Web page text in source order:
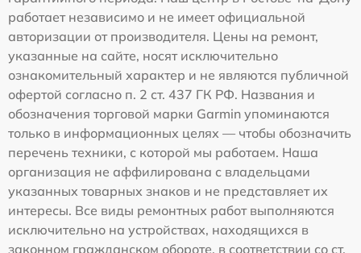
работает независимо и не имеет официальной
авторизации от производителя. Цены на ремонт,
указанные на сайте, носят исключительно
ознакомительный характер и не являются публичной
офертой согласно п. 2 ст. 437 ГК РФ. Названия и
обозначения торговой марки Garmin упоминаются
только в информационных целях — чтобы обозначить
перечень техники, с которой мы работаем. Наша
организация не аффилирована с владельцами
указанных товарных знаков и не представляет их
интересы. Все виды ремонтных работ выполняются
исключительно на устройствах, находящихся в
законном гражданском обороте, в соответствии со ст.